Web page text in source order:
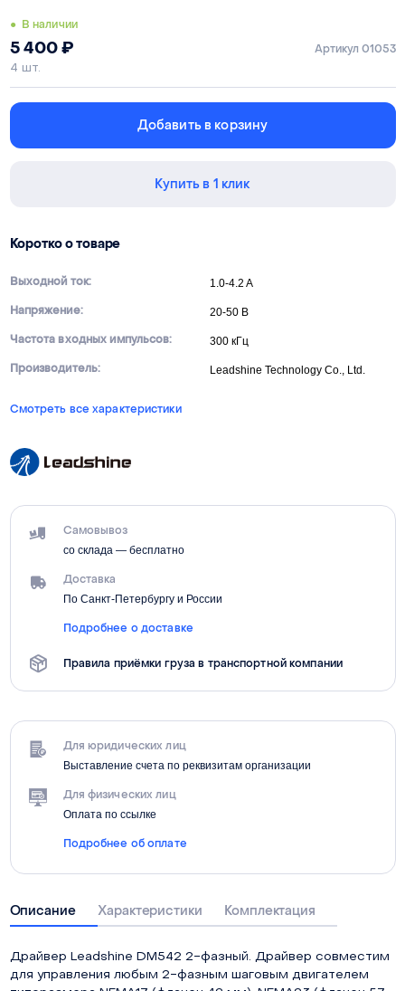
● В наличии
5 400₽
4 шт.
Артикул 01053
Добавить в корзину
Купить в 1 клик
Коротко о товаре
Выходной ток: 1.0-4.2 A
Напряжение: 20-50 В
Частота входных импульсов: 300 кГц
Производитель: Leadshine Technology Co., Ltd.
Смотреть все характеристики
Самовывоз
со склада — бесплатно
Доставка
По Санкт-Петербургу и России
Подробнее о доставке
Правила приёмки груза в транспортной компании
Для юридических лиц
Выставление счета по реквизитам организации
Для физических лиц
Оплата по ссылке
Подробнее об оплате
Описание Характеристики Комплектация
Драйвер Leadshine DM542 2-фазный. Драйвер совместим
для управления любым 2-фазным шаговым двигателем